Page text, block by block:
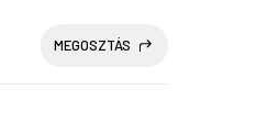
MEGOSZTÁS